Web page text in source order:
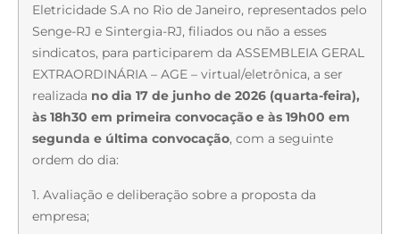
Eletricidade S.A ​no Rio de Janeiro, representados pelo
Senge-RJ e Sintergia-RJ, filiados ou não a esses
sindicatos, para participarem da ASSEMBLEIA GERAL
EXTRAORDINÁRIA – AGE – ​virtual/eletrônica​, a ser
realizada no dia 17 de junho de 2026 (quarta-feira),
às 18h30 em primeira convocação e às 19h00 em
segunda e última convocação, com a seguinte
ordem do dia:
1. Avaliação e deliberação sobre a proposta da
empresa;